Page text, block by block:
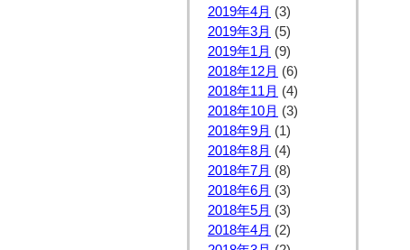
2019年4月 (3)
2019年3月 (5)
2019年1月 (9)
2018年12月 (6)
2018年11月 (4)
2018年10月 (3)
2018年9月 (1)
2018年8月 (4)
2018年7月 (8)
2018年6月 (3)
2018年5月 (3)
2018年4月 (2)